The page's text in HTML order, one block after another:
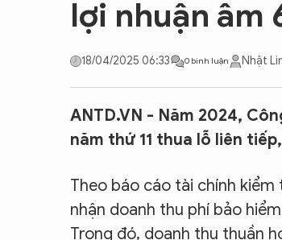
CON ĐƯỜNG KHỞI
lợi nhuận âm
18/04/2025 06:33 0 bình luận Nhật
ANTD.VN - Năm 2024,
năm thứ 11 thua lỗ liên
Theo báo cáo tài chính
nhận doanh thu phí bảo
Trong đó, doanh thu thuần